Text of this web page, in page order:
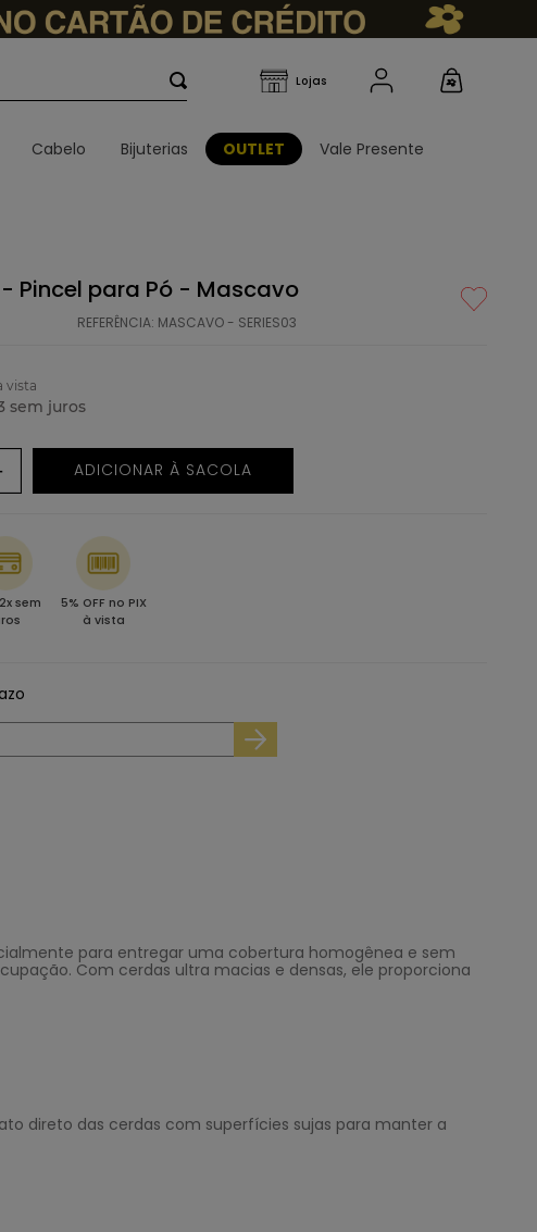
Cabelo Bijuterias OUTLET Vale Presente
- Pincel para Pó - Mascavo
REFERÊNCIA: MASCAVO - SERIES03
vista
sem juros
ADICIONAR À SACOLA
sem
5% OFF no PIX
à vista
para entregar uma cobertura homogênea e sem
Com cerdas ultra macias e densas, ele proporciona
direto das cerdas com superfícies sujas para manter a